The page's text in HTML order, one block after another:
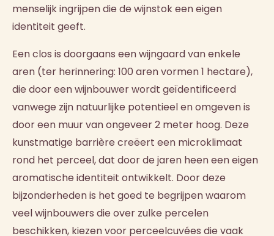
menselijk ingrijpen die de wijnstok een eigen
identiteit geeft.
Een clos is doorgaans een wijngaard van enkele
aren (ter herinnering: 100 aren vormen 1 hectare),
die door een wijnbouwer wordt geïdentificeerd
vanwege zijn natuurlijke potentieel en omgeven is
door een muur van ongeveer 2 meter hoog. Deze
kunstmatige barrière creëert een microklimaat
rond het perceel, dat door de jaren heen een eigen
aromatische identiteit ontwikkelt. Door deze
bijzonderheden is het goed te begrijpen waarom
veel wijnbouwers die over zulke percelen
beschikken, kiezen voor perceelcuvées die vaak